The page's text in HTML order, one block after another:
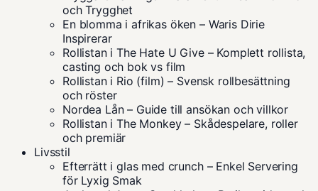
och Trygghet
En blomma i afrikas öken – Waris Dirie
Inspirerar
Rollistan i The Hate U Give – Komplett rollista,
casting och bok vs film
Rollistan i Rio (film) – Svensk rollbesättning
och röster
Nordea Lån – Guide till ansökan och villkor
Rollistan i The Monkey – Skådespelare, roller
och premiär
Livsstil
Efterrätt i glas med crunch – Enkel Servering
för Lyxig Smak